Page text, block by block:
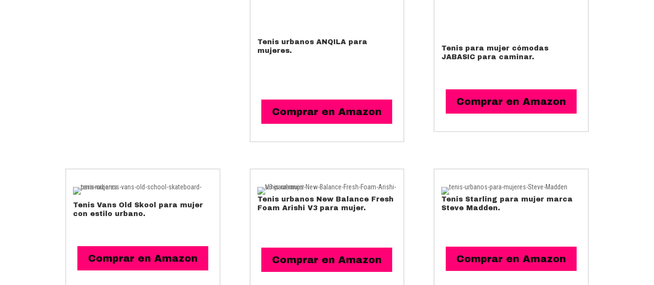
Tenis urbanos ANQILA para
mujeres.
Comprar en Amazon
Tenis para mujer cómodas
JABASIC para caminar.
Comprar en Amazon
Tenis Vans Old Skool para mujer
con estilo urbano.
Comprar en Amazon
Tenis urbanos New Balance Fresh
Foam Arishi V3 para mujer.
Comprar en Amazon
Tenis Starling para mujer marca
Steve Madden.
Comprar en Amazon